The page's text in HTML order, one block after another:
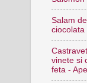
Salam
ciocolata
vinete si
feta -